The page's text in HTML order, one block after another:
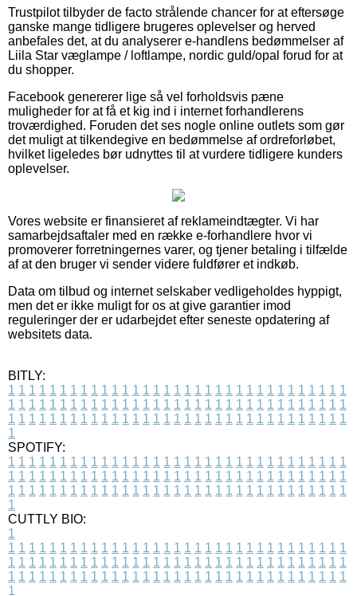
Trustpilot tilbyder de facto strålende chancer for at eftersøge
ganske mange tidligere brugeres oplevelser og herved
anbefales det, at du analyserer e-handlens bedømmelser af
Liila Star væglampe / loftlampe, nordic guld/opal forud for at
du shopper.
Facebook genererer lige så vel forholdsvis pæne
muligheder for at få et kig ind i internet forhandlerens
troværdighed. Foruden det ses nogle online outlets som gør
det muligt at tilkendegive en bedømmelse af ordreforløbet,
hvilket ligeledes bør udnyttes til at vurdere tidligere kunders
oplevelser.
Vores website er finansieret af reklameindtægter. Vi har
samarbejdsaftaler med en række e-forhandlere hvor vi
promoverer forretningernes varer, og tjener betaling i tilfælde
af at den bruger vi sender videre fuldfører et indkøb.
Data om tilbud og internet selskaber vedligeholdes hyppigt,
men det er ikke muligt for os at give garantier imod
reguleringer der er udarbejdet efter seneste opdatering af
websitets data.
BITLY:
1 1 1 1 1 1 1 1 1 1 1 1 1 1 1 1 1 1 1 1 1 1 1 1 1 1 1 1 1 1 1 1 1
1 1 1 1 1 1 1 1 1 1 1 1 1 1 1 1 1 1 1 1 1 1 1 1 1 1 1 1 1 1 1 1 1
1 1 1 1 1 1 1 1 1 1 1 1 1 1 1 1 1 1 1 1 1 1 1 1 1 1 1 1 1 1 1 1 1
1
SPOTIFY:
1 1 1 1 1 1 1 1 1 1 1 1 1 1 1 1 1 1 1 1 1 1 1 1 1 1 1 1 1 1 1 1 1
1 1 1 1 1 1 1 1 1 1 1 1 1 1 1 1 1 1 1 1 1 1 1 1 1 1 1 1 1 1 1 1 1
1 1 1 1 1 1 1 1 1 1 1 1 1 1 1 1 1 1 1 1 1 1 1 1 1 1 1 1 1 1 1 1 1
1
CUTTLY BIO:
1
1 1 1 1 1 1 1 1 1 1 1 1 1 1 1 1 1 1 1 1 1 1 1 1 1 1 1 1 1 1 1 1 1
1 1 1 1 1 1 1 1 1 1 1 1 1 1 1 1 1 1 1 1 1 1 1 1 1 1 1 1 1 1 1 1 1
1 1 1 1 1 1 1 1 1 1 1 1 1 1 1 1 1 1 1 1 1 1 1 1 1 1 1 1 1 1 1 1 1
1